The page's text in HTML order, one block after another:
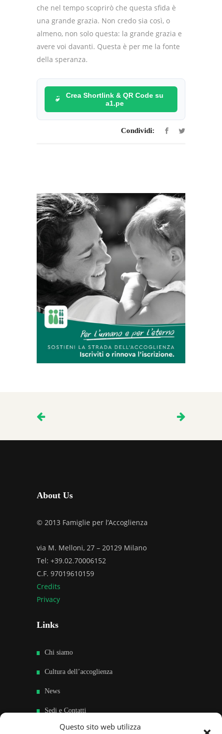
Questo sito web utilizza
che nel tempo scoprirò che questa sfida è
una grande grazia. Non credo sia così, o
almeno, non solo questa: la grande grazia e
avere voi davanti. Questa è per me la fonte
della speranza.
Crea Shortlink & QR Code su
a1.pe
Condividi:
About Us
© 2013 Famiglie per l’Accoglienza
via M. Melloni, 27 – 20129 Milano
Tel: +39.02.70006152
C.F. 97019610159
Credits
Privacy
Links
Chi siamo
Cultura dell’accoglienza
News
Sedi e Contatti
Sostieni